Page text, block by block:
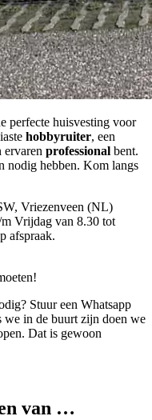
perfecte huisvesting voor
hobbyruiter, een
ervaren professional bent.
nodig hebben. Kom langs
Vriezenveen (NL)
Vrijdag van 8.30 tot
afspraak.
Stuur een Whatsapp
we in de buurt zijn doen we
Dat is gewoon
van …